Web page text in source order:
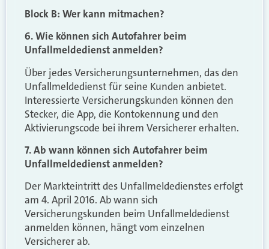
Block B: Wer kann mitmachen?
6. Wie können sich Autofahrer beim
Unfallmeldedienst anmelden?
Über jedes Versicherungsunternehmen, das den
Unfallmeldedienst für seine Kunden anbietet.
Interessierte Versicherungskunden können den
Stecker, die App, die Kontokennung und den
Aktivierungscode bei ihrem Versicherer erhalten.
7. Ab wann können sich Autofahrer beim
Unfallmeldedienst anmelden?
Der Markteintritt des Unfallmeldedienstes erfolgt
am 4. April 2016. Ab wann sich
Versicherungskunden beim Unfallmeldedienst
anmelden können, hängt vom einzelnen
Versicherer ab.